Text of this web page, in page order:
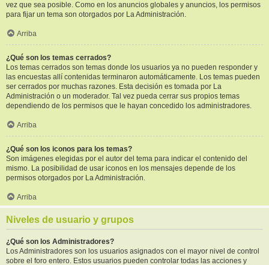
vez que sea posible. Como en los anuncios globales y anuncios, los permisos
para fijar un tema son otorgados por La Administración.
Arriba
¿Qué son los temas cerrados?
Los temas cerrados son temas donde los usuarios ya no pueden responder y
las encuestas allí contenidas terminaron automáticamente. Los temas pueden
ser cerrados por muchas razones. Esta decisión es tomada por La
Administración o un moderador. Tal vez pueda cerrar sus propios temas
dependiendo de los permisos que le hayan concedido los administradores.
Arriba
¿Qué son los iconos para los temas?
Son imágenes elegidas por el autor del tema para indicar el contenido del
mismo. La posibilidad de usar iconos en los mensajes depende de los
permisos otorgados por La Administración.
Arriba
Niveles de usuario y grupos
¿Qué son los Administradores?
Los Administradores son los usuarios asignados con el mayor nivel de control
sobre el foro entero. Estos usuarios pueden controlar todas las acciones y